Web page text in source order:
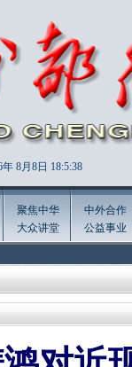
年 8月8日 18:5:40
聚焦中华
大众讲堂
中外合作
公益事业